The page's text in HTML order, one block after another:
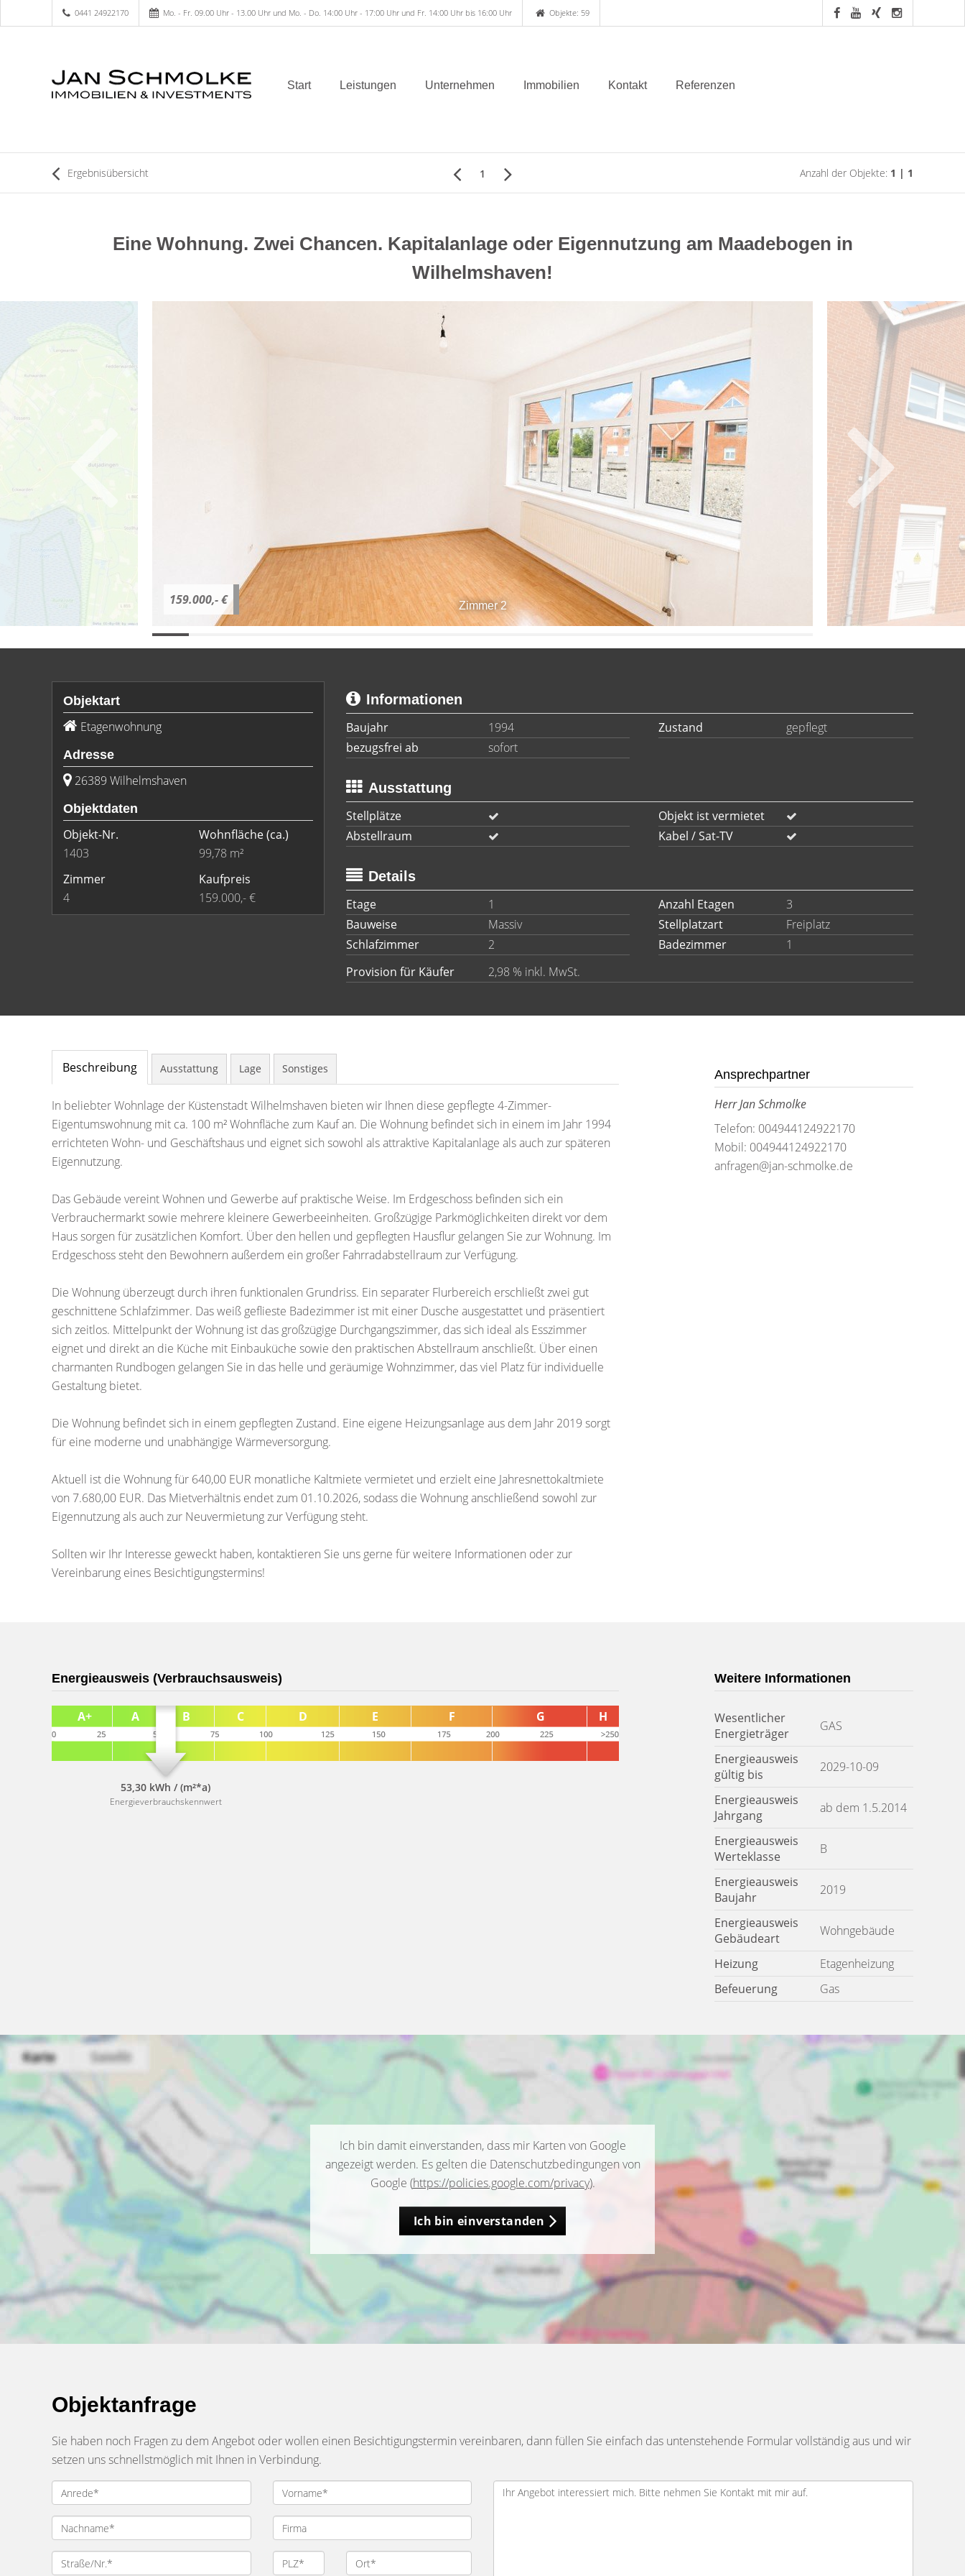
0441 24922170 Mo. - Fr. 09.00 Uhr - 13.00 Uhr und Mo. - Do. 14:00 Uhr - 17:00 Uhr und Fr. 14:00 Uhr bis 16:00 Uhr Objekte: 59
Start Leistungen Unternehmen Immobilien Kontakt Referenzen
Ergebnisübersicht 1 Anzahl der Objekte: 1 | 1
Eine Wohnung. Zwei Chancen. Kapitalanlage oder Eigennutzung am Maadebogen in
Wilhelmshaven!
Zimmer 2
159.000,- €
Objektart
Etagenwohnung
Adresse
26389 Wilhelmshaven
Objektdaten
Objekt-Nr.
1403
Wohnfläche(ca.)
99,78 m²
Zimmer
4
Kaufpreis
159.000,- €
Informationen
Baujahr
1994 Zustand
gepflegt
bezugsfrei ab
sofort
Ausstattung
Stellplätze
Objekt ist vermietet
Abstellraum
Kabel / Sat-TV
Details
Etage
1 Anzahl Etagen
3
Bauweise
Massiv Stellplatzart
Freiplatz
Schlafzimmer
2 Badezimmer
1
Provision für Käufer
2,98 % inkl. MwSt.
Beschreibung Ausstattung Lage Sonstiges
In beliebter Wohnlage der Küstenstadt Wilhelmshaven bieten wir Ihnen diese gepflegte 4-Zimmer-
Eigentumswohnung mit ca. 100 m² Wohnfläche zum Kauf an. Die Wohnung befindet sich in einem im Jahr 1994
errichteten Wohn- und Geschäftshaus und eignet sich sowohl als attraktive Kapitalanlage als auch zur späteren
Eigennutzung.
Das Gebäude vereint Wohnen und Gewerbe auf praktische Weise. Im Erdgeschoss befinden sich ein
Verbrauchermarkt sowie mehrere kleinere Gewerbeeinheiten. Großzügige Parkmöglichkeiten direkt vor dem
Haus sorgen für zusätzlichen Komfort. Über den hellen und gepflegten Hausflur gelangen Sie zur Wohnung. Im
Erdgeschoss steht den Bewohnern außerdem ein großer Fahrradabstellraum zur Verfügung.
Die Wohnung überzeugt durch ihren funktionalen Grundriss. Ein separater Flurbereich erschließt zwei gut
geschnittene Schlafzimmer. Das weiß geflieste Badezimmer ist mit einer Dusche ausgestattet und präsentiert
sich zeitlos. Mittelpunkt der Wohnung ist das großzügige Durchgangszimmer, das sich ideal als Esszimmer
eignet und direkt an die Küche mit Einbauküche sowie den praktischen Abstellraum anschließt. Über einen
charmanten Rundbogen gelangen Sie in das helle und geräumige Wohnzimmer, das viel Platz für individuelle
Gestaltung bietet.
Die Wohnung befindet sich in einem gepflegten Zustand. Eine eigene Heizungsanlage aus dem Jahr 2019 sorgt
für eine moderne und unabhängige Wärmeversorgung.
Aktuell ist die Wohnung für 640,00 EUR monatliche Kaltmiete vermietet und erzielt eine Jahresnettokaltmiete
von 7.680,00 EUR. Das Mietverhältnis endet zum 01.10.2026, sodass die Wohnung anschließend sowohl zur
Eigennutzung als auch zur Neuvermietung zur Verfügung steht.
Sollten wir Ihr Interesse geweckt haben, kontaktieren Sie uns gerne für weitere Informationen oder zur
Vereinbarung eines Besichtigungstermins!
Ansprechpartner
Herr Jan Schmolke
Telefon: 004944124922170
Mobil: 004944124922170
anfragen@jan-schmolke.de
Energieausweis (Verbrauchsausweis)
53,30 kWh / (m²*a)
Energieverbrauchskennwert
Weitere Informationen
Wesentlicher
Energieträger
GAS
Energieausweis
gültig bis
2029-10-09
Energieausweis
Jahrgang
ab dem 1.5.2014
Energieausweis
Werteklasse
B
Energieausweis
Baujahr
2019
Energieausweis
Gebäudeart
Wohngebäude
Heizung
Etagenheizung
Befeuerung
Gas
Ich bin damit einverstanden, dass mir Karten von Google
angezeigt werden. Es gelten die Datenschutzbedingungen von
Google (https://policies.google.com/privacy).
Ich bin einverstanden
Objektanfrage
Sie haben noch Fragen zu dem Angebot oder wollen einen Besichtigungstermin vereinbaren, dann füllen Sie einfach das untenstehende Formular vollständig aus und wir
setzen uns schnellstmöglich mit Ihnen in Verbindung.